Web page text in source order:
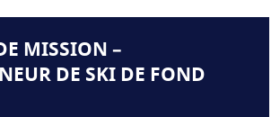
MISSION –
DE SKI DE FOND